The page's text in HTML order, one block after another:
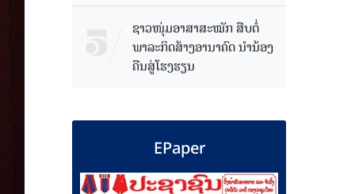
ຊາວໜຸ່ມອາສາສະໝັກ ສືບຕໍ່
ພາລະກິດສ້າງອານາຄົດ ນໍານ້ອງ
ຄືນສູ່ໂຮງຮຽນ
EPaper